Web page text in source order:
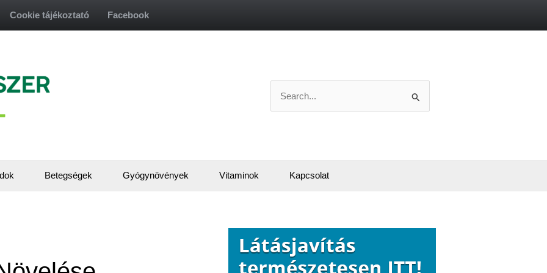
Cookie tájékoztató Facebook
for:
Betegségek Gyógynövények Vitaminok Kapcsolat